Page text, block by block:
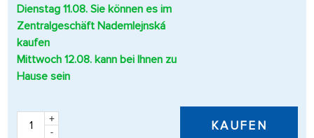
Dienstag 11.08. Sie können es im
Zentralgeschäft Nademlejnská
kaufen
Mittwoch 12.08. kann bei Ihnen zu
Hause sein
+
-
KAUFEN